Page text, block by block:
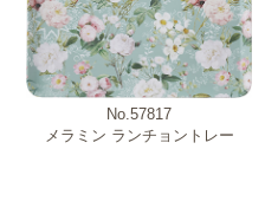
No.57817
メラミン ランチョントレー